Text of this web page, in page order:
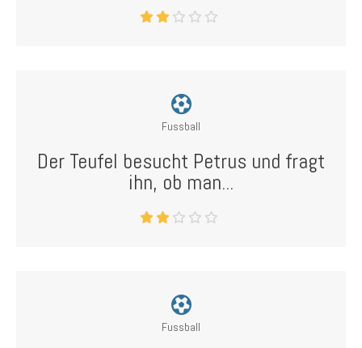
Fussball
Der Teufel besucht Petrus und fragt
ihn, ob man...
Fussball